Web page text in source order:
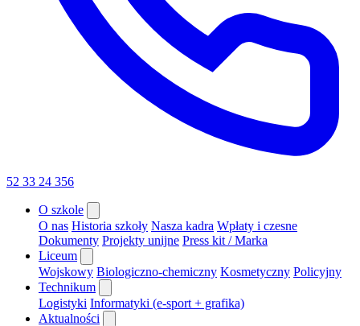
52 33 24 356
O szkole
O nas Historia szkoły Nasza kadra Wpłaty i czesne
Dokumenty Projekty unijne Press kit / Marka
Liceum
Wojskowy Biologiczno-chemiczny Kosmetyczny Policyjny
Technikum
Logistyki Informatyki (e-sport + grafika)
Aktualności